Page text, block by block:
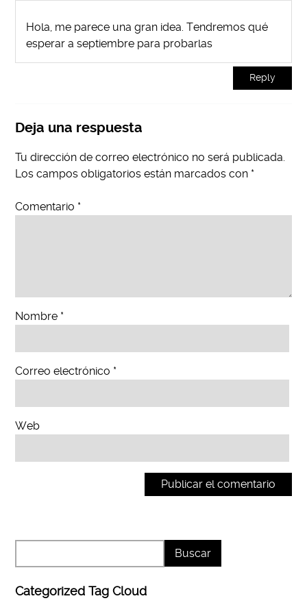
Hola, me parece una gran idea. Tendremos qué
esperar a septiembre para probarlas
Reply
Deja una respuesta
Tu dirección de correo electrónico no será publicada.
Los campos obligatorios están marcados con *
Comentario *
Nombre *
Correo electrónico *
Web
Categorized Tag Cloud